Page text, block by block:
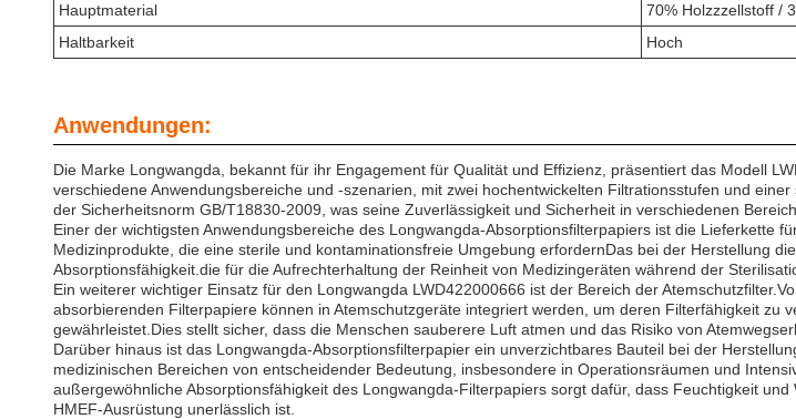
Hauptmaterial
70% Holzzzellstoff /
Haltbarkeit
Hoch
Anwendungen:
Die Marke Longwangda, bekannt für ihr Engagement für Qualität und Effizienz, präsentiert das Modell
verschiedene Anwendungsbereiche und -szenarien, mit zwei hochentwickelten Filtrationsstufen und
der Sicherheitsnorm GB/T18830-2009, was seine Zuverlässigkeit und Sicherheit in verschiedenen
Einer der wichtigsten Anwendungsbereiche des Longwangda-Absorptionsfilterpapiers ist die Lieferkette
Medizinprodukte, die eine sterile und kontaminationsfreie Umgebung erfordernDas bei der Herstellung
Absorptionsfähigkeit.die für die Aufrechterhaltung der Reinheit von Medizingeräten während der
Ein weiterer wichtiger Einsatz für den Longwangda LWD422000666 ist der Bereich der
absorbierenden Filterpapiere können in Atemschutzgeräte integriert werden, um deren Filterfähigkeit
gewährleistet.Dies stellt sicher, dass die Menschen sauberere Luft atmen und das Risiko von
Darüber hinaus ist das Longwangda-Absorptionsfilterpapier ein unverzichtbares Bauteil bei der
medizinischen Bereichen von entscheidender Bedeutung, insbesondere in Operationsräumen und
außergewöhnliche Absorptionsfähigkeit des Longwangda-Filterpapiers sorgt dafür, dass Feuchtigkeit
HMEF-Ausrüstung unerlässlich ist.